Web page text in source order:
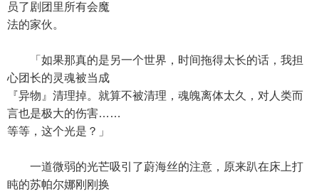
员了剧团里所有会魔
法的家伙。
「如果那真的是另一个世界，时间拖得太长的话，我担
心团长的灵魂被当成
『异物』清理掉。就算不被清理，魂魄离体太久，对人类而
言也是极大的伤害……
等等，这个光是？」
一道微弱的光芒吸引了蔚海丝的注意，原来趴在床上打
盹的苏帕尔娜刚刚换